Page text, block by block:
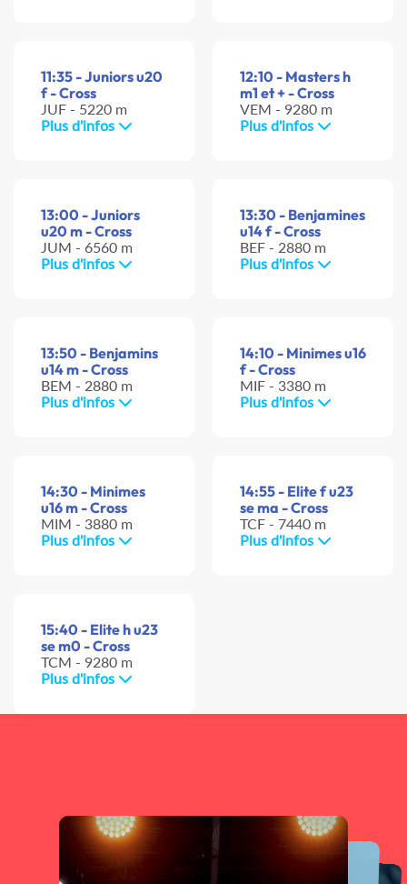
11:35 - Juniors u20
f - Cross
JUF - 5220 m
Plus d'infos
12:10 - Masters h
m1 et + - Cross
VEM - 9280 m
Plus d'infos
13:00 - Juniors
u20 m - Cross
JUM - 6560 m
Plus d'infos
13:30 - Benjamines
u14 f - Cross
BEF - 2880 m
Plus d'infos
13:50 - Benjamins
u14 m - Cross
BEM - 2880 m
Plus d'infos
14:10 - Minimes u16
f - Cross
MIF - 3380 m
Plus d'infos
14:30 - Minimes
u16 m - Cross
MIM - 3880 m
Plus d'infos
14:55 - Elite f u23
se ma - Cross
TCF - 7440 m
Plus d'infos
15:40 - Elite h u23
se m0 - Cross
TCM - 9280 m
Plus d'infos